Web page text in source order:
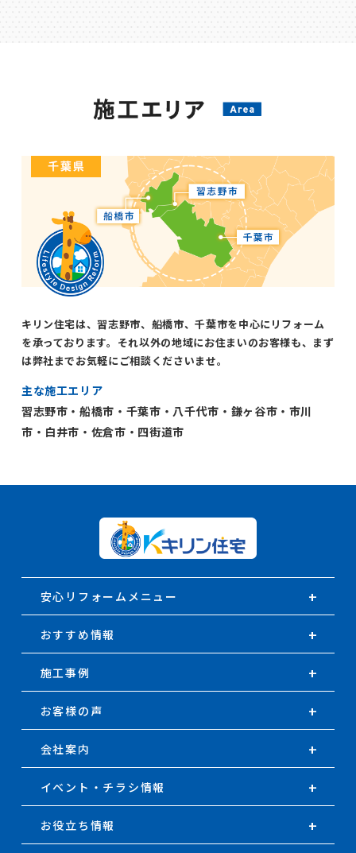
キリン住宅は、習志野市、船橋市、千葉市を中心にリフォーム
を承っております。それ以外の地域にお住まいのお客様も、まず
は弊社までお気軽にご相談くださいませ。
主な施工エリア
習志野市・船橋市・千葉市・八千代市・鎌ヶ谷市・市川
市・白井市・佐倉市・四街道市
安心リフォームメニュー
おすすめ情報
施工事例
お客様の声
会社案内
イベント・チラシ情報
お役立ち情報